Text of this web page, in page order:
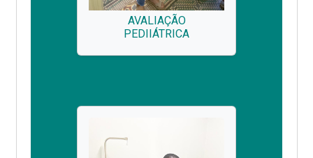
AVALIAÇÃO
PEDIIÁTRICA